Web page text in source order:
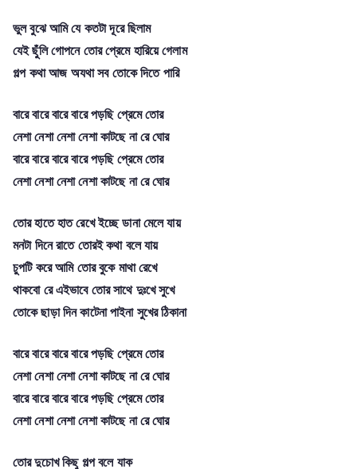
ভুল বুঝে আমি যে কতটা দূরে ছিলাম
যেই ছুঁলি গোপনে তোর প্রেমে হারিয়ে গেলাম
গল্প কথা আজ অযথা সব তোকে দিতে পারি
বারে বারে বারে বারে পড়ছি প্রেমে তোর
নেশা নেশা নেশা নেশা কাটছে না রে ঘোর
বারে বারে বারে বারে পড়ছি প্রেমে তোর
নেশা নেশা নেশা নেশা কাটছে না রে ঘোর
তোর হাতে হাত রেখে ইচ্ছে ডানা মেলে যায়
মনটা দিনে রাতে তোরই কথা বলে যায়
চুপটি করে আমি তোর বুকে মাথা রেখে
থাকবো রে এইভাবে তোর সাথে দুঃখে সুখে
তোকে ছাড়া দিন কাটেনা পাইনা সুখের ঠিকানা
বারে বারে বারে বারে পড়ছি প্রেমে তোর
নেশা নেশা নেশা নেশা কাটছে না রে ঘোর
বারে বারে বারে বারে পড়ছি প্রেমে তোর
নেশা নেশা নেশা নেশা কাটছে না রে ঘোর
তোর দুচোখ কিছু গল্প বলে যাক